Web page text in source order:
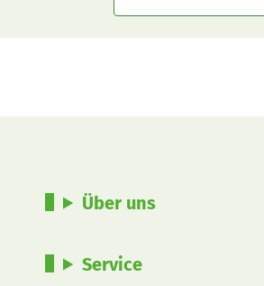
Über uns
Service